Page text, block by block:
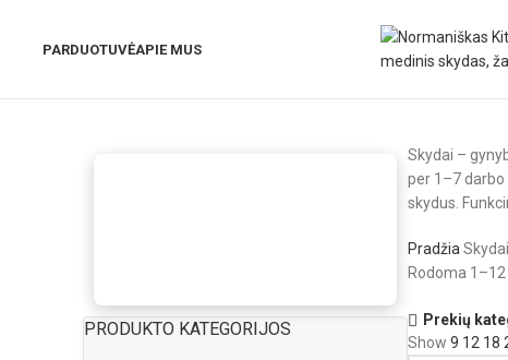
PARDUOTUVĖAPIE MUS
PRODUKTO KATEGORIJOS
Skydai –
per 1–7 darbo
skydus.
Pradžia Skydai
Rodoma 1–12
Prekių
Show 9 12 18